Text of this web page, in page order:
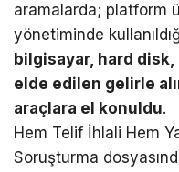
aramalarda; platform
yönetiminde
bilgisayar, hard
elde edilen gelirle
araçlara el konuldu.
Hem Telif İhlali Hem
Soruşturma